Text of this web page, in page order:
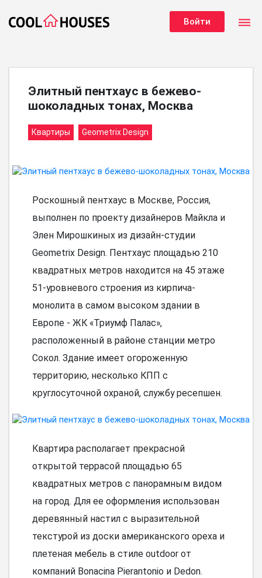
Войти dehaze
Элитный пентхаус в бежево-
шоколадных тонах, Москва
Квартиры Geometrix Design
Роскошный пентхаус в Москве, Россия,
выполнен по проекту дизайнеров Майкла и
Элен Мирошкиных из дизайн-студии
Geometrix Design. Пентхаус площадью 210
квадратных метров находится на 45 этаже
51-уровневого строения из кирпича-
монолита в самом высоком здании в
Европе - ЖК «Триумф Палас»,
расположенный в районе станции метро
Сокол. Здание имеет огороженную
территорию, несколько КПП с
круглосуточной охраной, службу ресепшен.
Квартира располагает прекрасной
открытой террасой площадью 65
квадратных метров с панорамным видом
на город. Для ее оформления использован
деревянный настил с выразительной
текстурой из доски американского ореха и
плетеная мебель в стиле outdoor от
компаний Bonacina Pierantonio и Dedon.